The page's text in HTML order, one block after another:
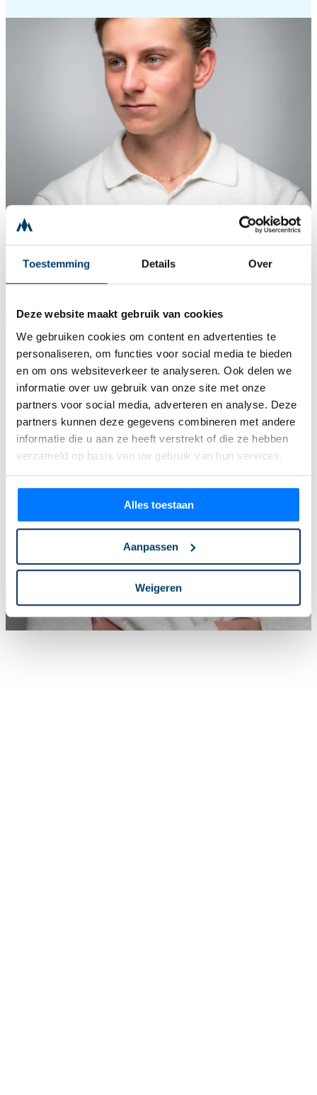
Toestemming Details Over
Deze website maakt gebruik van cookies
We gebruiken cookies om content en advertenties te
personaliseren, om functies voor social media te bieden
en om ons websiteverkeer te analyseren. Ook delen we
informatie over uw gebruik van onze site met onze
partners voor social media, adverteren en analyse. Deze
partners kunnen deze gegevens combineren met andere
informatie die u aan ze heeft verstrekt of die ze hebben
verzameld op basis van uw gebruik van hun services.
Alles toestaan
Aanpassen
Weigeren